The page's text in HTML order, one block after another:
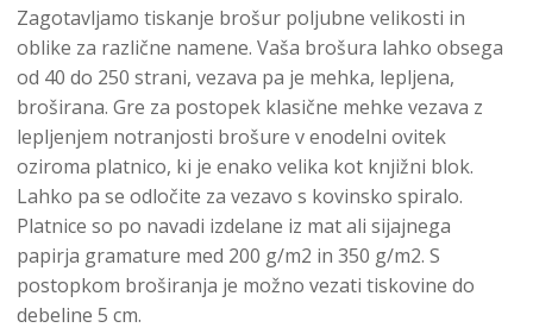
Zagotavljamo tiskanje brošur poljubne velikosti in
oblike za različne namene. Vaša brošura lahko obsega
od 40 do 250 strani, vezava pa je mehka, lepljena,
broširana. Gre za postopek klasične mehke vezava z
lepljenjem notranjosti brošure v enodelni ovitek
oziroma platnico, ki je enako velika kot knjižni blok.
Lahko pa se odločite za vezavo s kovinsko spiralo.
Platnice so po navadi izdelane iz mat ali sijajnega
papirja gramature med 200 g/m2 in 350 g/m2. S
postopkom broširanja je možno vezati tiskovine do
debeline 5 cm.